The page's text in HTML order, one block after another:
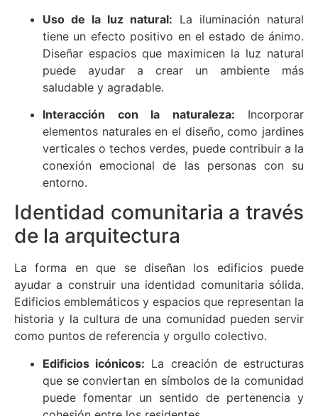
Uso de la luz natural: La iluminación natural
tiene un efecto positivo en el estado de ánimo.
Diseñar espacios que maximicen la luz natural
puede ayudar a crear un ambiente más
saludable y agradable.
Interacción con la naturaleza: Incorporar
elementos naturales en el diseño, como jardines
verticales o techos verdes, puede contribuir a la
conexión emocional de las personas con su
entorno.
Identidad comunitaria a través
de la arquitectura
La forma en que se diseñan los edificios puede
ayudar a construir una identidad comunitaria sólida.
Edificios emblemáticos y espacios que representan la
historia y la cultura de una comunidad pueden servir
como puntos de referencia y orgullo colectivo.
Edificios icónicos: La creación de estructuras
que se conviertan en símbolos de la comunidad
puede fomentar un sentido de pertenencia y